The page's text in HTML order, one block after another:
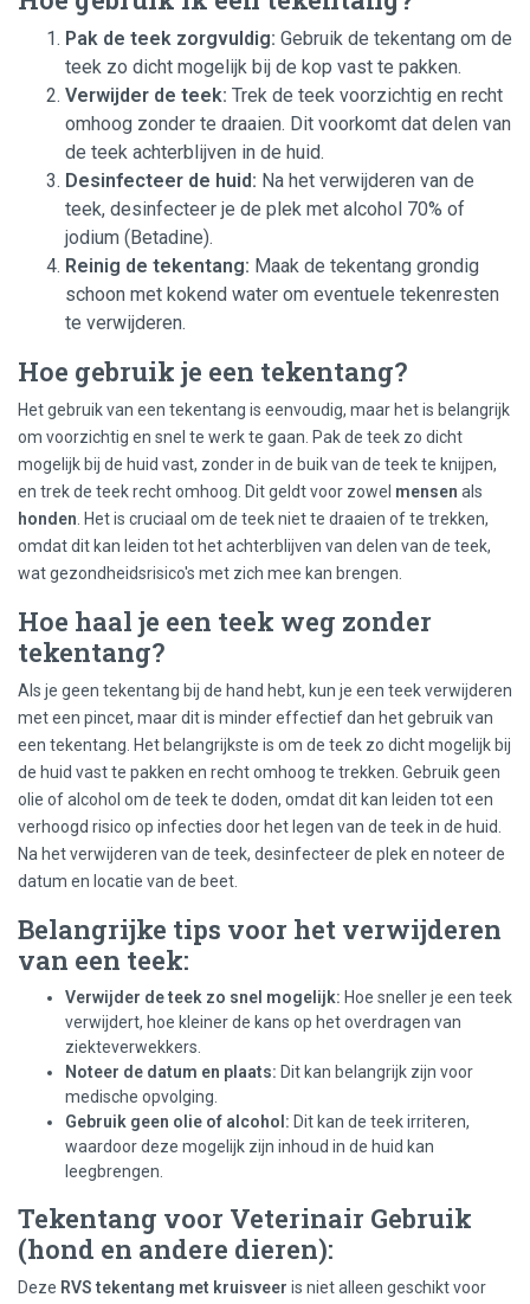
Pak de teek zorgvuldig: Gebruik de tekentang om de
teek zo dicht mogelijk bij de kop vast te pakken.
Verwijder de teek: Trek de teek voorzichtig en recht
omhoog zonder te draaien. Dit voorkomt dat delen van
de teek achterblijven in de huid.
Desinfecteer de huid: Na het verwijderen van de
teek, desinfecteer je de plek met alcohol 70% of
jodium (Betadine).
Reinig de tekentang: Maak de tekentang grondig
schoon met kokend water om eventuele tekenresten
te verwijderen.
Hoe gebruik je een tekentang?
Het gebruik van een tekentang is eenvoudig, maar het is belangrijk
om voorzichtig en snel te werk te gaan. Pak de teek zo dicht
mogelijk bij de huid vast, zonder in de buik van de teek te knijpen,
en trek de teek recht omhoog. Dit geldt voor zowel mensen als
honden . Het is cruciaal om de teek niet te draaien of te trekken,
omdat dit kan leiden tot het achterblijven van delen van de teek,
wat gezondheidsrisico's met zich mee kan brengen.
Hoe haal je een teek weg zonder
tekentang?
Als je geen tekentang bij de hand hebt, kun je een teek verwijderen
met een pincet, maar dit is minder effectief dan het gebruik van
een tekentang. Het belangrijkste is om de teek zo dicht mogelijk bij
de huid vast te pakken en recht omhoog te trekken. Gebruik geen
olie of alcohol om de teek te doden, omdat dit kan leiden tot een
verhoogd risico op infecties door het legen van de teek in de huid.
Na het verwijderen van de teek, desinfecteer de plek en noteer de
datum en locatie van de beet.
Belangrijke tips voor het verwijderen
van een teek:
Verwijder de teek zo snel mogelijk: Hoe sneller je een teek
verwijdert, hoe kleiner de kans op het overdragen van
ziekteverwekkers.
Noteer de datum en plaats: Dit kan belangrijk zijn voor
medische opvolging.
Gebruik geen olie of alcohol: Dit kan de teek irriteren,
waardoor deze mogelijk zijn inhoud in de huid kan
leegbrengen.
Tekentang voor Veterinair Gebruik
(hond en andere dieren):
Deze RVS tekentang met kruisveer is niet alleen geschikt voor